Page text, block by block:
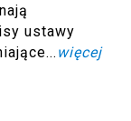
ustawy
więcej